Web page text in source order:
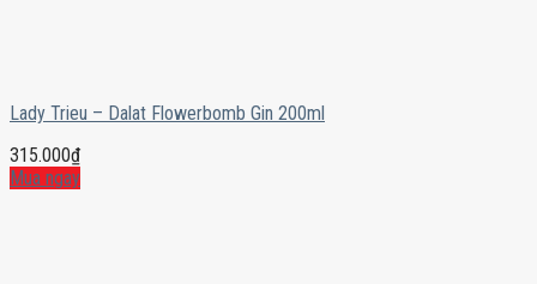
Lady Trieu – Dalat Flowerbomb Gin 200ml
315.000₫
Mua ngay